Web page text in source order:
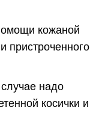
кожаной
пристроченного
надо
косички и